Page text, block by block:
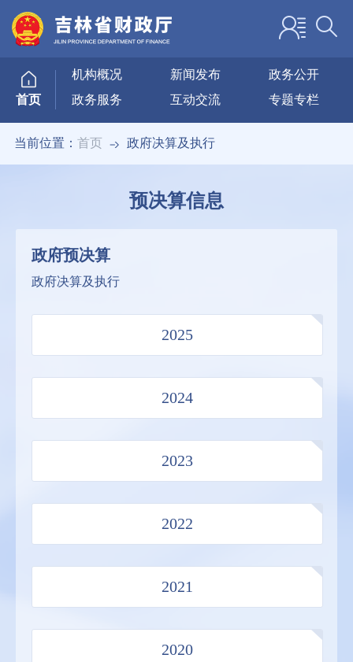
首页
机构概况 新闻发布
政务公开
政务服务
互动交流 专题专栏
当前位置：首页 政府决算及执行
预决算信息
政府预决算
政府决算及执行
2025
2024
2023
2022
2021
2020